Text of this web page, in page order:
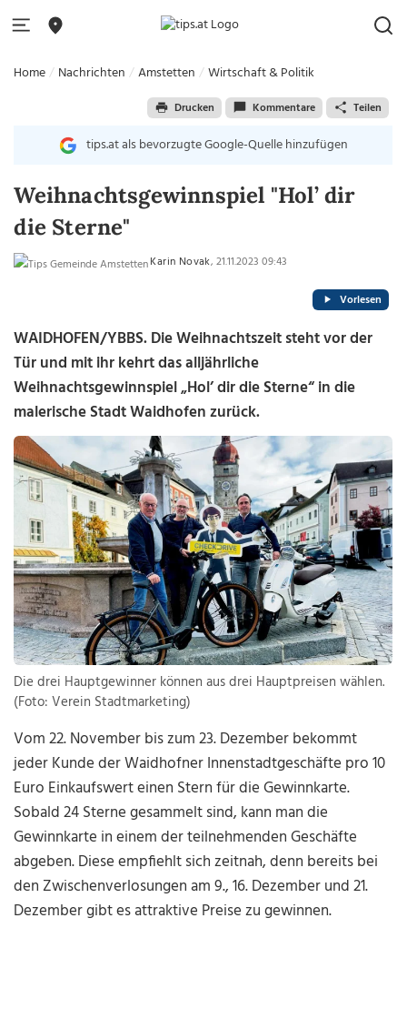
Home Nachrichten Amstetten Wirtschaft & Politik
Drucken Kommentare Teilen
tips.at als bevorzugte Google-Quelle hinzufügen
Weihnachtsgewinnspiel "Hol’ dir
die Sterne"
Karin Novak, 21.11.2023 09:43
Vorlesen
WAIDHOFEN/YBBS. Die Weihnachtszeit steht vor der
Tür und mit ihr kehrt das alljährliche
Weihnachtsgewinnspiel „Hol’ dir die Sterne“ in die
malerische Stadt Waidhofen zurück.
Die drei Hauptgewinner können aus drei Hauptpreisen wählen.
(Foto: Verein Stadtmarketing)
Vom 22. November bis zum 23. Dezember bekommt
jeder Kunde der Waidhofner Innenstadtgeschäfte pro 10
Euro Einkaufswert einen Stern für die Gewinnkarte.
Sobald 24 Sterne gesammelt sind, kann man die
Gewinnkarte in einem der teilnehmenden Geschäfte
abgeben. Diese empfiehlt sich zeitnah, denn bereits bei
den Zwischenverlosungen am 9., 16. Dezember und 21.
Dezember gibt es attraktive Preise zu gewinnen.